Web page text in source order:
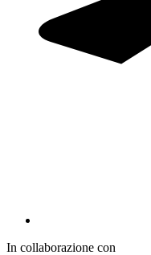
In collaborazione con